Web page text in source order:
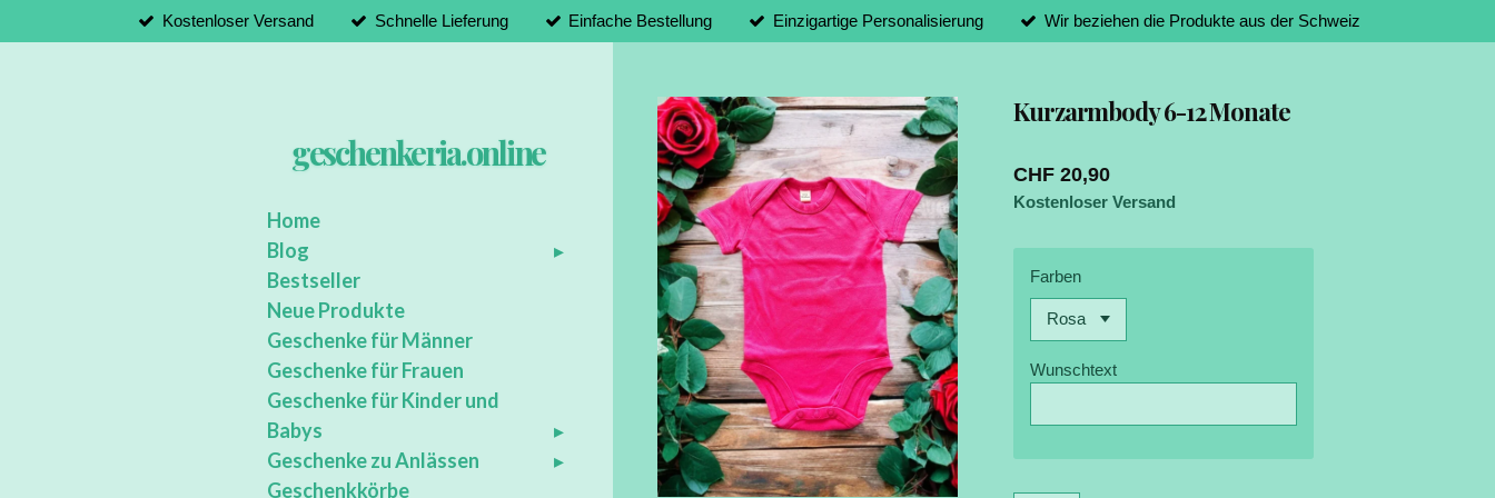
Hauptinhalt
Kostenloser Versand Schnelle Lieferung Einfache Bestellung Einzigartige Personalisierung Wir beziehen die Produkte aus der Schweiz
Kurzarmbody 6-12 Monate
CHF 20,90
Kostenloser Versand
Farben
Wunschtext
geschenkeria.online
Home
Blog
Bestseller
Neue Produkte
Geschenke für Männer
Geschenke für Frauen
Geschenke für Kinder und
Babys
Geschenke zu Anlässen
Geschenkkörbe